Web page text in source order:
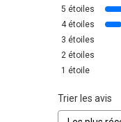
5 étoiles
4 étoiles
3 étoiles
2 étoiles
1 étoile
Trier les avis